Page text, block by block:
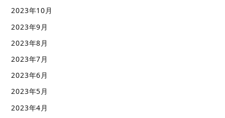
2023年10月
2023年9月
2023年8月
2023年7月
2023年6月
2023年5月
2023年4月